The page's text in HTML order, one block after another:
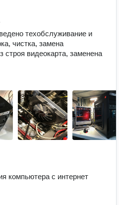
техобслуживание и
чистка, замена
видеокарта, заменена
компьютера с интернет